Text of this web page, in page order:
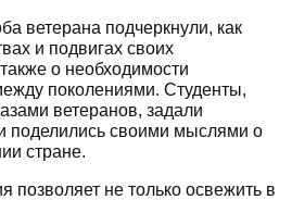
ветерана подчеркнули, как
и подвигах своих
о необходимости
поколениями. Студенты,
ветеранов, задали
поделились своими мыслями о
стране.
позволяет не только освежить в